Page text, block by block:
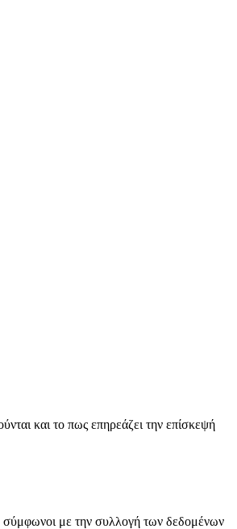
και το πως επηρεάζει την επίσκεψή
σύμφωνοι με την συλλογή των δεδομένων